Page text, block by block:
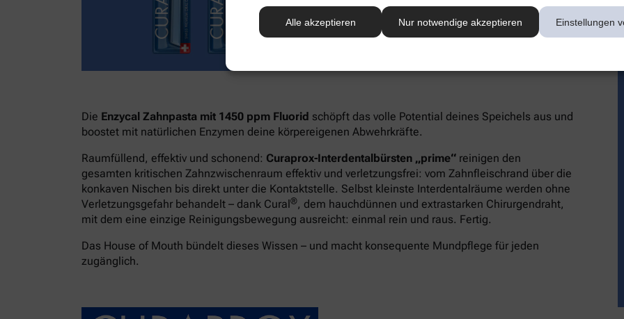
Alle akzeptieren Nur notwendige akzeptieren Einstellungen
schonen aber Zahnfleisch und- schmelz. Der
ermöglicht ein präzises, wirkungsvolles
Die Enzycal Zahnpasta mit 1450 ppm Fluorid schöpft das volle Potential deines Speichels aus und
boostet mit natürlichen Enzymen deine körpereigenen Abwehrkräfte.
Raumfüllend, effektiv und schonend: Curaprox-Interdentalbürsten „prime“ reinigen den
gesamten kritischen Zahnzwischenraum effektiv und verletzungsfrei: vom Zahnfleischrand über die
konkaven Nischen bis direkt unter die Kontaktstelle. Selbst kleinste Interdentalräume werden ohne
Verletzungsgefahr behandelt – dank Cural®, dem hauchdünnen und extrastarken Chirurgendraht,
mit dem eine einzige Reinigungsbewegung ausreicht: einmal rein und raus. Fertig.
Das House of Mouth bündelt dieses Wissen – und macht konsequente Mundpflege für jeden
zugänglich.